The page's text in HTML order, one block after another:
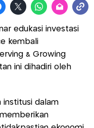
edukasi investasi
kembali
& Growing
ini dihadiri oleh
institusi dalam